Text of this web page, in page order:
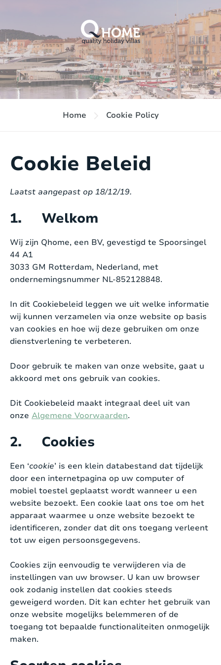
Home Cookie Policy
Cookie Beleid
Laatst aangepast op 18/12/19.
1. Welkom
Wij zijn Qhome, een BV, gevestigd te Spoorsingel
44 A1
3033 GM Rotterdam, Nederland, met
ondernemingsnummer NL-852128848.
In dit Cookiebeleid leggen we uit welke informatie
wij kunnen verzamelen via onze website op basis
van cookies en hoe wij deze gebruiken om onze
dienstverlening te verbeteren.
Door gebruik te maken van onze website, gaat u
akkoord met ons gebruik van cookies.
Dit Cookiebeleid maakt integraal deel uit van
onze Algemene Voorwaarden.
2. Cookies
Een ‘cookie’ is een klein databestand dat tijdelijk
door een internetpagina op uw computer of
mobiel toestel geplaatst wordt wanneer u een
website bezoekt. Een cookie laat ons toe om het
apparaat waarmee u onze website bezoekt te
identificeren, zonder dat dit ons toegang verleent
tot uw eigen persoonsgegevens.
Cookies zijn eenvoudig te verwijderen via de
instellingen van uw browser. U kan uw browser
ook zodanig instellen dat cookies steeds
geweigerd worden. Dit kan echter het gebruik van
onze website mogelijks belemmeren of de
toegang tot bepaalde functionaliteiten onmogelijk
maken.